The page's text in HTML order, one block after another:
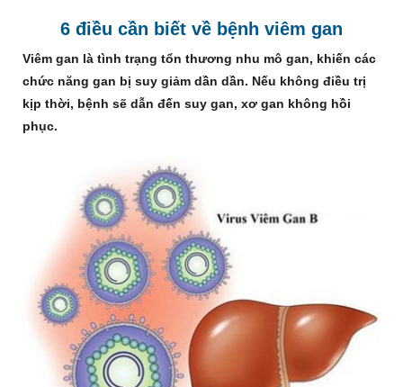
6 điều cần biết về bệnh viêm gan
Viêm gan là tình trạng tổn thương nhu mô gan, khiến các
chức năng gan bị suy giảm dần dần. Nếu không điều trị
kịp thời, bệnh sẽ dẫn đến suy gan, xơ gan không hồi
phục.